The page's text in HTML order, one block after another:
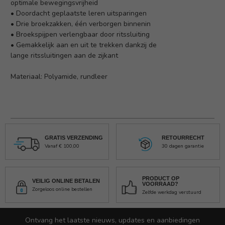
optimale bewegingsvrijheid
• Doordacht geplaatste leren uitsparingen
• Drie broekzakken, één verborgen binnenin
• Broekspijpen verlengbaar door ritssluiting
• Gemakkelijk aan en uit te trekken dankzij de
lange ritssluitingen aan de zijkant
Materiaal: Polyamide, rundleer
GRATIS VERZENDING
Vanaf € 100,00
RETOURRECHT
30 dagen garantie
VEILIG ONLINE BETALEN
Zorgeloos online bestellen
PRODUCT OP
VOORRAAD?
Zelfde werkdag verstuurd
Ontvang het laatste nieuws, updates en aanbiedingen